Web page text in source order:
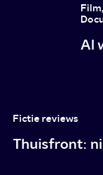
Al
Fictie reviews
Thuisfront: